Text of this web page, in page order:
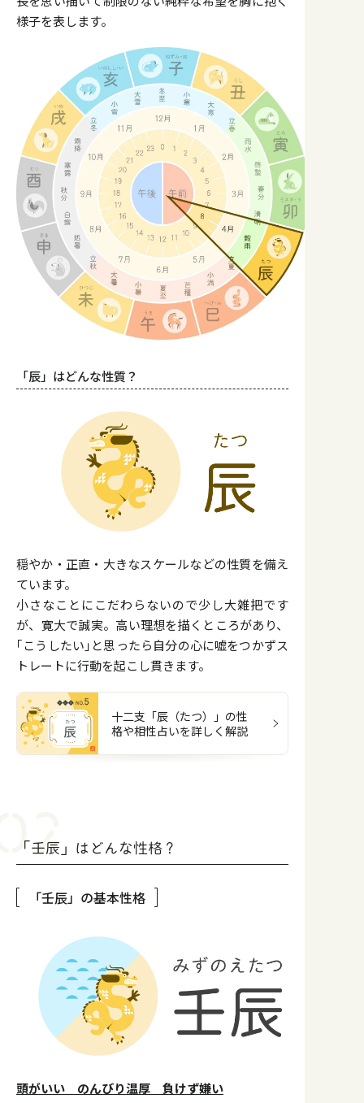
様子を表します。
「辰」はどんな性質？
穏やか・正直・大きなスケールなどの性質を備え
ています。
小さなことにこだわらないので少し大雑把です
が、寛大で誠実。高い理想を描くところがあり、
｢こうしたい｣と思ったら自分の心に嘘をつかずス
トレートに行動を起こし貫きます。
十二支「辰（たつ）」の性
格や相性占いを詳しく解説
「壬辰」はどんな性格？
「壬辰」の基本性格
頭がいい のんびり温厚 負けず嫌い